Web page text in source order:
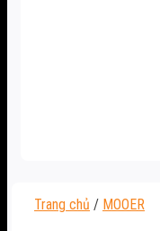
Trang chủ / MOOER